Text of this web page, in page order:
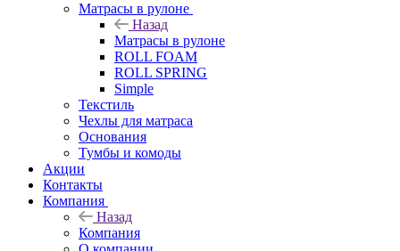
Матрасы в рулоне
Назад
Матрасы в рулоне
ROLL FOAM
ROLL SPRING
Simple
Текстиль
Чехлы для матраса
Основания
Тумбы и комоды
Акции
Контакты
Компания
Назад
Компания